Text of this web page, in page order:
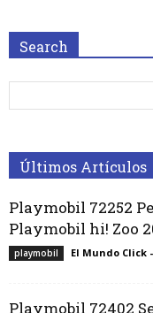
Search
Últimos Artículos
Playmobil 72252
Playmobil hi! Zoo
playmobil El Mundo Click
Playmobil 72402